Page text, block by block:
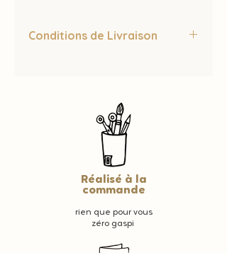
Conditions de Livraison
validée, les délais de livraison varient de
3 à 7 jours ouvrés.
Vos commandes sont expédiées à plat
dans une enveloppe rigide.
Pour plus d'infos, rendez-vous sur la
Réalisé à la
commande
rien que pour vous
zéro gaspi